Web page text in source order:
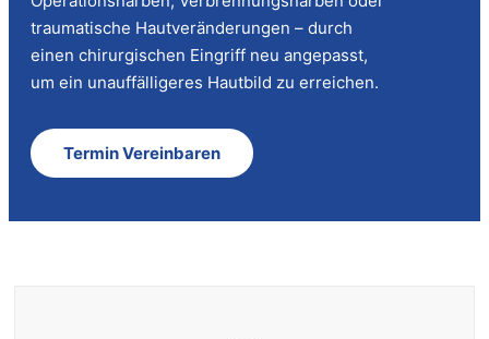
traumatische Hautveränderungen – durch
einen chirurgischen Eingriff neu angepasst,
um ein unauffälligeres Hautbild zu erreichen.
Termin Vereinbaren